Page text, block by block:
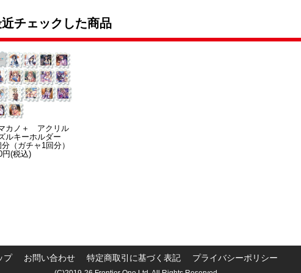
チェックした商品
カノ＋ アクリル
ルキーホルダー
（ガチャ1回分）
円(税込)
プ お問い合わせ 特定商取引に基づく表記 プライバシーポリシー